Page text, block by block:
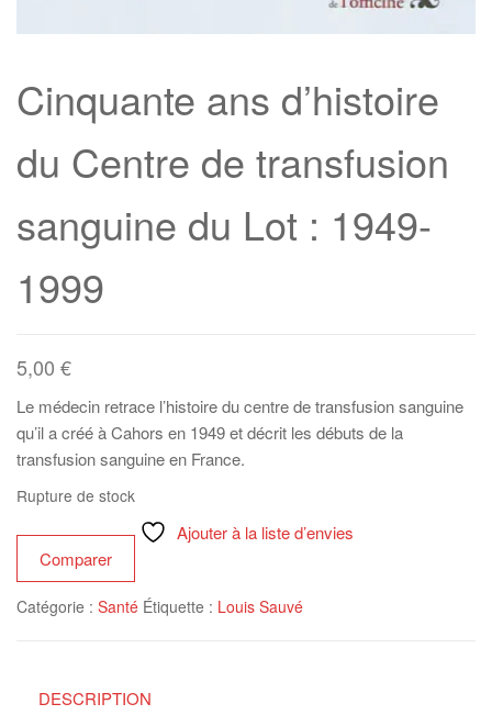
Cinquante ans d’histoire
du Centre de transfusion
sanguine du Lot : 1949-
1999
5,00 €
Le médecin retrace l’histoire du centre de transfusion sanguine
qu’il a créé à Cahors en 1949 et décrit les débuts de la
transfusion sanguine en France.
Rupture de stock
Ajouter à la liste d’envies
Comparer
Catégorie : Santé Étiquette : Louis Sauvé
DESCRIPTION